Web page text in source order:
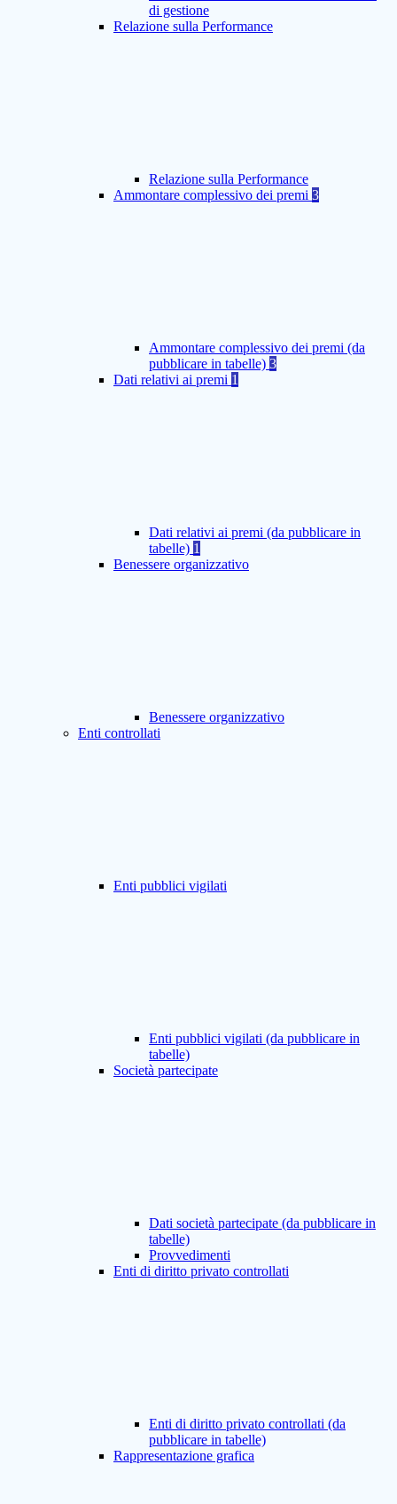
di gestione
Relazione sulla Performance
Relazione sulla Performance
Ammontare complessivo dei premi 3
Ammontare complessivo dei premi (da
pubblicare in tabelle) 3
Dati relativi ai premi 1
Dati relativi ai premi (da pubblicare in
tabelle) 1
Benessere organizzativo
Benessere organizzativo
Enti controllati
Enti pubblici vigilati
Enti pubblici vigilati (da pubblicare in
tabelle)
Società partecipate
Dati società partecipate (da pubblicare in
tabelle)
Provvedimenti
Enti di diritto privato controllati
Enti di diritto privato controllati (da
pubblicare in tabelle)
Rappresentazione grafica